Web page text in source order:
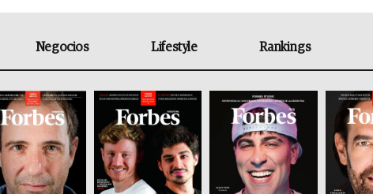
Negocios Lifestyle Rankings